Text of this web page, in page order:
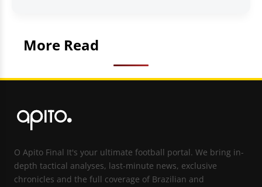
More Read
O Apito Final It's your ultimate football portal. We bring in-
depth tactical analyses, last-minute news, exclusive
chronicles and the full coverage of Brazilian and